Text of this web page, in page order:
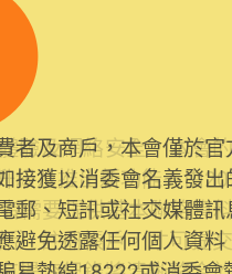
者及商戶，本會僅於
接獲以消委會名義發
郵、短訊或社交媒體
避免透露任何個人資
驗及網絡安全，本會
級及推出新功能。由
需要提供基本聯絡資
）註冊帳戶，才可提